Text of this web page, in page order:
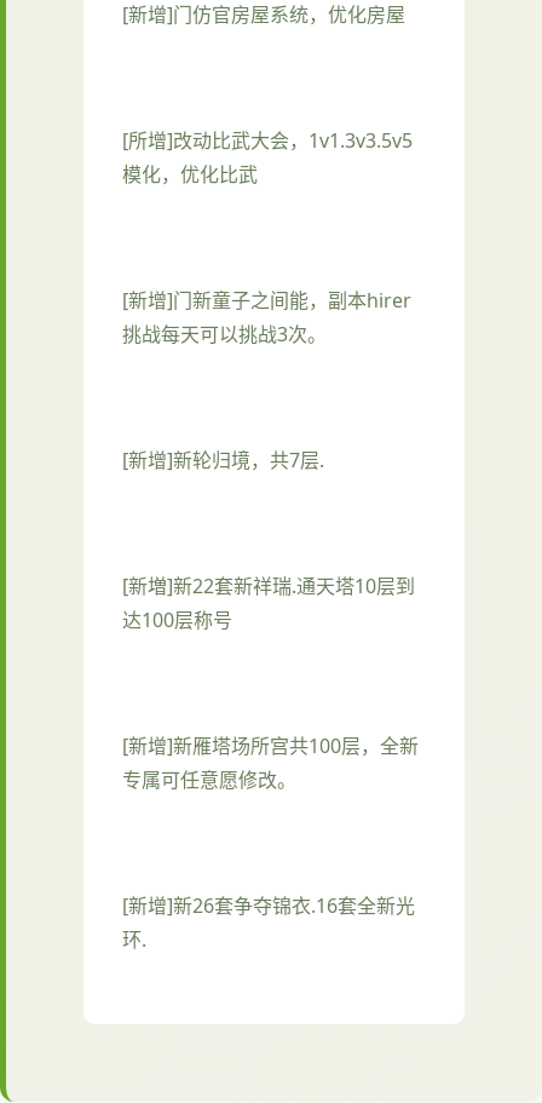
[新增]门仿官房屋系统，优化房屋
[所增]改动比武大会，1v1.3v3.5v5
模化，优化比武
[新增]门新童子之间能，副本hirer
挑战每天可以挑战3次。
[新增]新轮归境，共7层.
[新増]新22套新祥瑞.通天塔10层到
达100层称号
[新增]新雁塔场所宫共100层，全新
专属可任意愿修改。
[新增]新26套争夺锦衣.16套全新光
环.